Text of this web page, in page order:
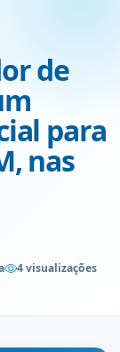
de
para
nas
4 visualizações